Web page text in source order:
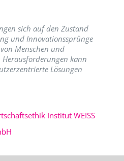
sich auf den Zustand
und Innovationssprünge
Menschen und
Herausforderungen kann
Lösungen
Institut WEISS